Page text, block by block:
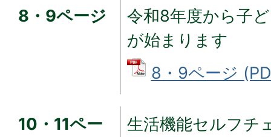
8・9ページ
令和8年度から子
が始まります
8・9ページ
10・11ペー
生活機能セルフチ